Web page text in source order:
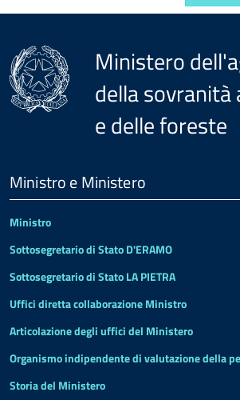
Ministero
della
e delle foreste
Footer
Ministro e Ministero
Ministro
Sottosegretario di Stato D'ERAMO
Sottosegretario di Stato LA PIETRA
Uffici diretta collaborazione Ministro
Articolazione degli uffici del Ministero
Organismo indipendente di valutazione della
Storia del Ministero